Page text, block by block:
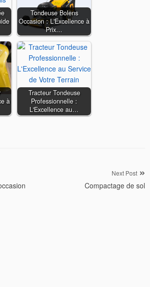
Tondeuse Bolens
Occasion : L'Excellence à
Prix…
à
Tracteur Tondeuse
Professionnelle :
L'Excellence au…
Next Post
Compactage de sol